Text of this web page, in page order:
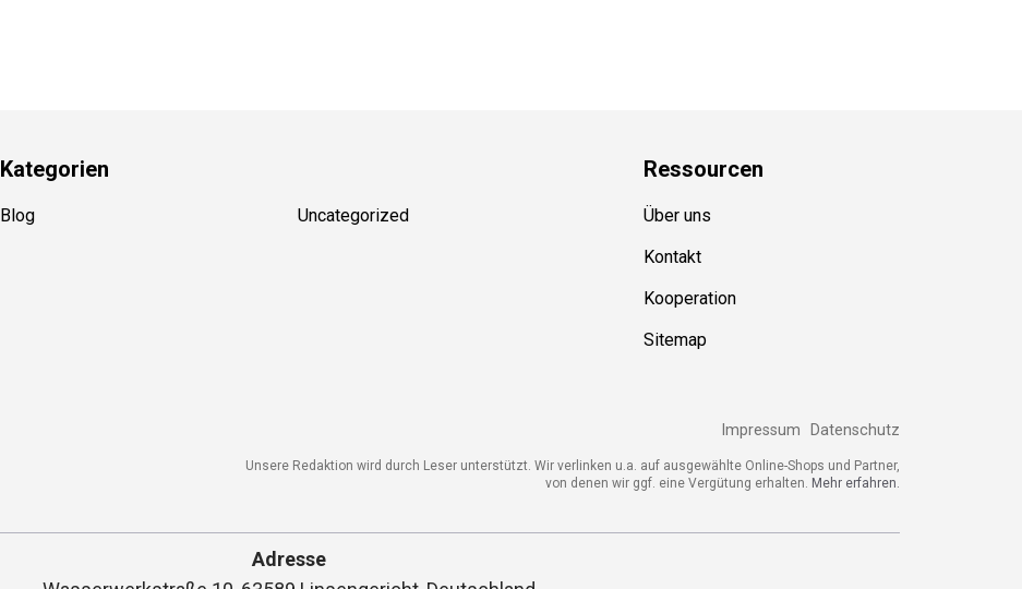
Kategorien
Blog Uncategorized
Ressourcen
Über uns
Kontakt
Kooperation
Sitemap
Impressum Datenschutz
Unsere Redaktion wird durch Leser unterstützt. Wir verlinken u.a. auf ausgewählte Online-Shops und Partner,
von denen wir ggf. eine Vergütung erhalten. Mehr erfahren.
Adresse